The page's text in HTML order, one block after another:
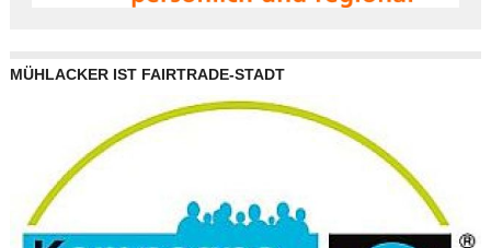
MÜHLACKER IST FAIRTRADE-STADT